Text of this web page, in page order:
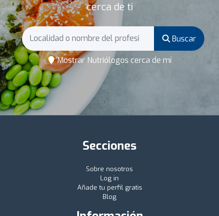
cerca de ti
Buscar
Mostrar Nutriólogos cerca de mí
Secciones
Sobre nosotros
Log in
Añade tu perfil gratis
Blog